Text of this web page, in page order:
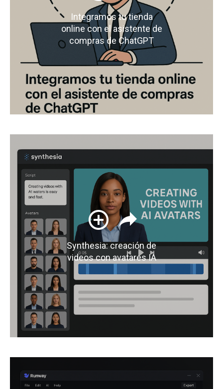
Integramos tu tienda
online con el asistente de
compras de ChatGPT
Synthesia: creación de
videos con avatares IA